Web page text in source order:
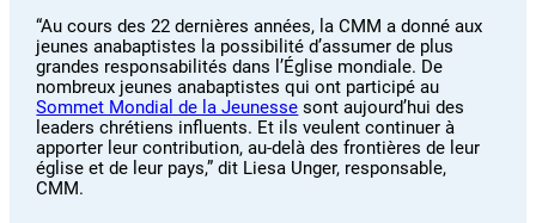
“Au cours des 22 dernières années, la CMM a donné aux
jeunes anabaptistes la possibilité d’assumer de plus
grandes responsabilités dans l’Église mondiale. De
nombreux jeunes anabaptistes qui ont participé au
Sommet Mondial de la Jeunesse sont aujourd’hui des
leaders chrétiens influents. Et ils veulent continuer à
apporter leur contribution, au-delà des frontières de leur
église et de leur pays,” dit Liesa Unger, responsable,
CMM.